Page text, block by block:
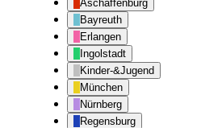
Aschaffenburg
Bayreuth
Erlangen
Ingolstadt
Kinder-&Jugend
München
Nürnberg
Regensburg